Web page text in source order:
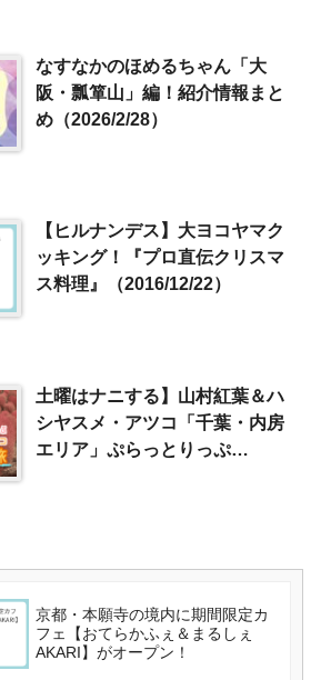
なすなかのほめるちゃん「大
阪・瓢箪山」編！紹介情報まと
め（2026/2/28）
【ヒルナンデス】大ヨコヤマク
ッキング！『プロ直伝クリスマ
ス料理』（2016/12/22）
土曜はナニする】山村紅葉＆ハ
シヤスメ・アツコ「千葉・内房
エリア」ぷらっとりっぷ
京都・本願寺の境内に期間限定カ
フェ【おてらかふぇ＆まるしぇ
AKARI】がオープン！